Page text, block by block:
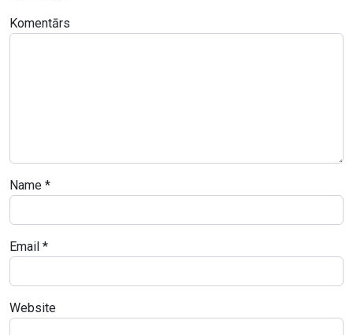
Komentārs
Name *
Email *
Website